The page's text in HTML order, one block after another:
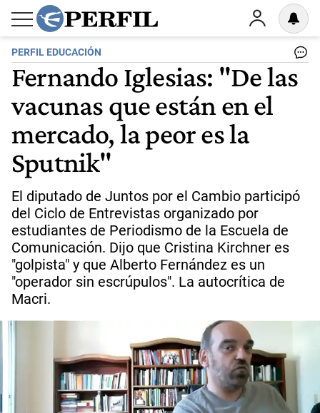
PERFIL EDUCACIÓN
Fernando Iglesias: "De las
vacunas que están en el
mercado, la peor es la
Sputnik"
El diputado de Juntos por el Cambio participó
del Ciclo de Entrevistas organizado por
estudiantes de Periodismo de la Escuela de
Comunicación. Dijo que Cristina Kirchner es
"golpista" y que Alberto Fernández es un
"operador sin escrúpulos". La autocrítica de
Macri.